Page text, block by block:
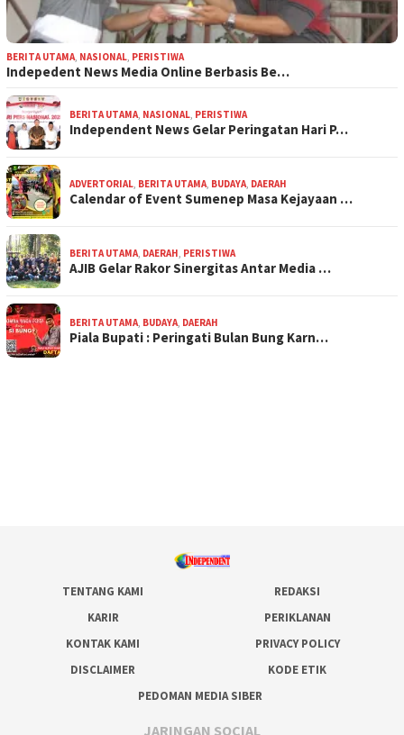
BERITA UTAMA, NASIONAL, PERISTIWA
Indepedent News Media Online Berbasis Be…
BERITA UTAMA, NASIONAL, PERISTIWA
Independent News Gelar Peringatan Hari P…
ADVERTORIAL, BERITA UTAMA, BUDAYA, DAERAH
Calendar of Event Sumenep Masa Kejayaan …
BERITA UTAMA, DAERAH, PERISTIWA
AJIB Gelar Rakor Sinergitas Antar Media …
BERITA UTAMA, BUDAYA, DAERAH
Piala Bupati : Peringati Bulan Bung Karn…
TENTANG KAMI
REDAKSI
KARIR
PERIKLANAN
KONTAK KAMI
PRIVACY POLICY
DISCLAIMER
KODE ETIK
PEDOMAN MEDIA SIBER
JARINGAN SOCIAL